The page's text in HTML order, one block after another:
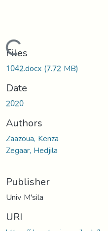
Loading...
Files
1042.docx(7.72 MB)
Date
2020
Authors
Zaazoua, Kenza
Zegaar, Hedjila
Publisher
Univ M'sila
URI